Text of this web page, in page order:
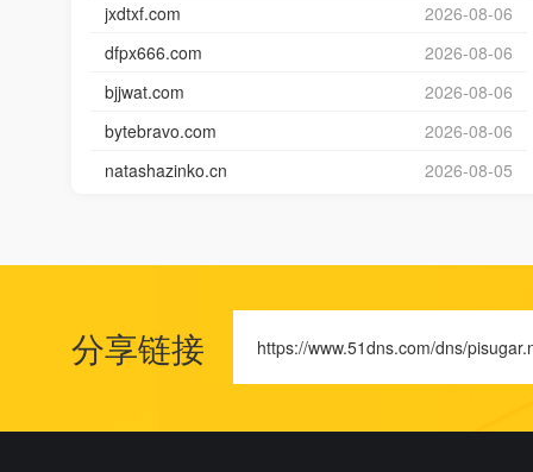
jxdtxf.com
2026-08-06
dfpx666.com
2026-08-06
bjjwat.com
2026-08-06
bytebravo.com
2026-08-06
natashazinko.cn
2026-08-05
分享链接 https://www.51dns.com/dns/